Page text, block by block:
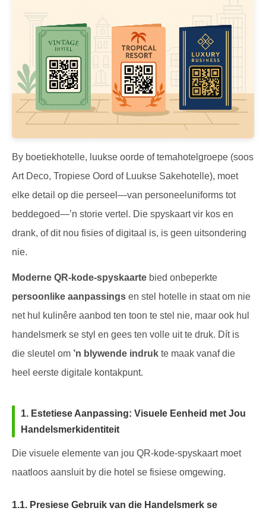
By boetiekhotelle, luukse oorde of temahotelgroepe (soos
Art Deco, Tropiese Oord of Luukse Sakehotelle), moet
elke detail op die perseel—van personeeluniforms tot
beddegoed—’n storie vertel. Die spyskaart vir kos en
drank, of dit nou fisies of digitaal is, is geen uitsondering
nie.
Moderne QR-kode-spyskaarte bied onbeperkte
persoonlike aanpassings en stel hotelle in staat om nie
net hul kulinêre aanbod ten toon te stel nie, maar ook hul
handelsmerk se styl en gees ten volle uit te druk. Dít is
die sleutel om ’n blywende indruk te maak vanaf die
heel eerste digitale kontakpunt.
1. Estetiese Aanpassing: Visuele Eenheid met Jou
Handelsmerkidentiteit
Die visuele elemente van jou QR-kode-spyskaart moet
naatloos aansluit by die hotel se fisiese omgewing.
1.1. Presiese Gebruik van die Handelsmerk se